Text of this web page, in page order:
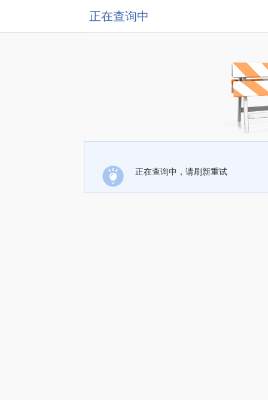
正在查询中
正在查询中，请刷新重试